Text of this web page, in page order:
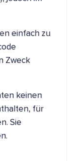
einfach zu
Zweck
keinen
für
Sie